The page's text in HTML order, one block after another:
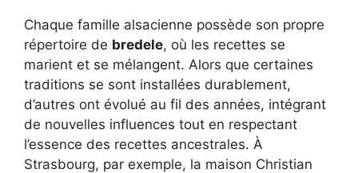
Chaque famille alsacienne possède son propre
répertoire de bredele, où les recettes se
marient et se mélangent. Alors que certaines
traditions se sont installées durablement,
d’autres ont évolué au fil des années, intégrant
de nouvelles influences tout en respectant
l’essence des recettes ancestrales. À
Strasbourg, par exemple, la maison Christian